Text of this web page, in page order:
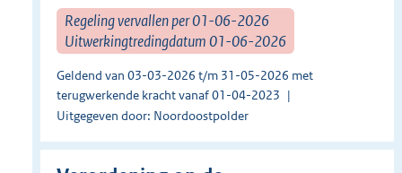
Regeling vervallen per 01-06-2026
Uitwerkingtredingdatum 01-06-2026
Geldend van 03-03-2026 t/m 31-05-2026 met
terugwerkende kracht vanaf 01-04-2023
Uitgegeven door: Noordoostpolder